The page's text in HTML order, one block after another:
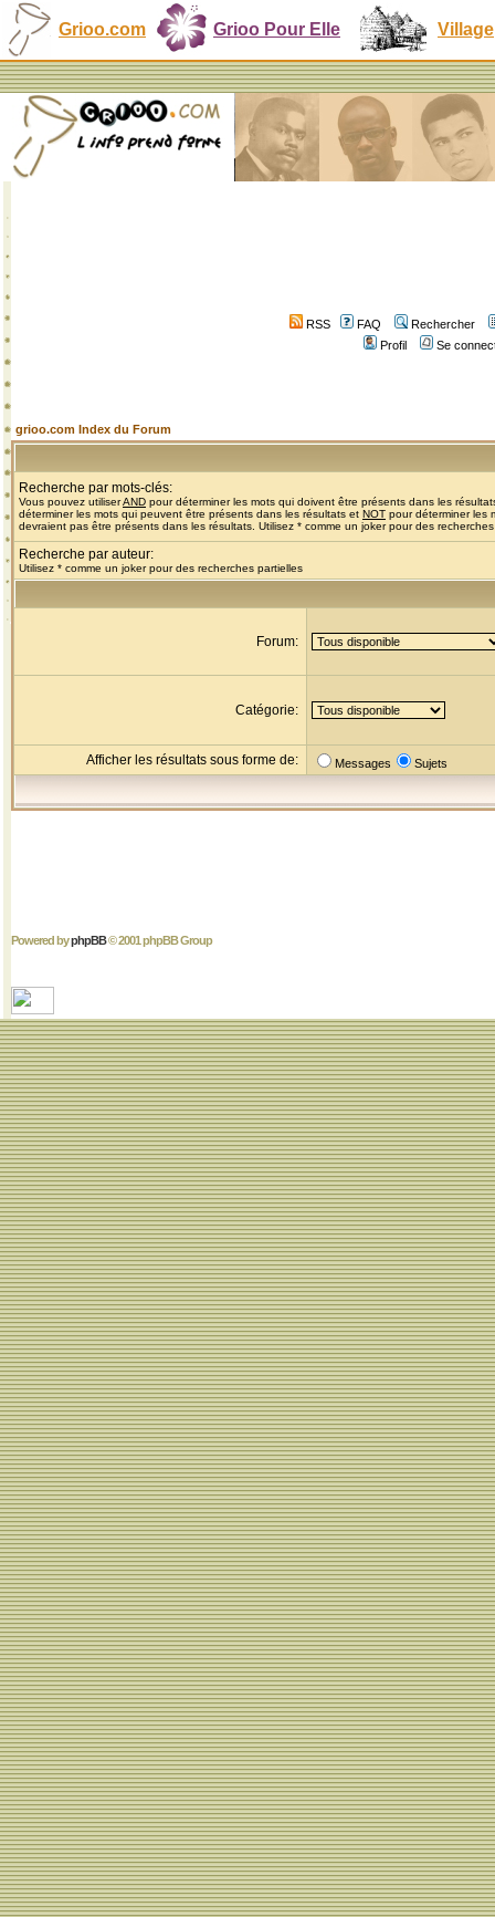
Grioo.com Grioo Pour Elle Village
RSS FAQ
Rechercher
Profil
Se
grioo.com Index du Forum
Recherche par mots-clés:
Vous pouvez utiliserAND pour déterminer les mots qui doivent être présents dans les
déterminer les mots qui peuvent être présents dans les résultats et NOT pour déterminer les
devraient pas être présents dans les résultats. Utilisez * comme un joker pour des
Recherche par auteur:
Utilisez * comme un joker pour des recherches partielles
Forum:
Catégorie:
Afficher les résultats sous forme de: Messages Sujets
Powered byphpBB© 2001 phpBB Group